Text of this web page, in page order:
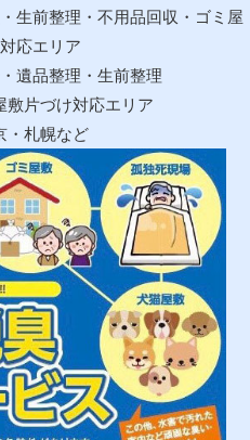
生前整理・不用品回収・ゴミ屋
応エリア
遺品整理・生前整理
敷片づけ対応エリア
・札幌など